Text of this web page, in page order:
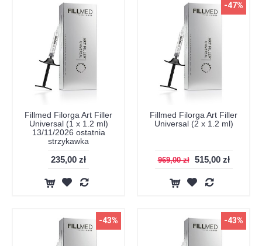
Fillmed Filorga Art Filler
Universal (1 x 1.2 ml)
13/11/2026 ostatnia
strzykawka
235,00 zł
-47%
Fillmed Filorga Art Filler
Universal (2 x 1.2 ml)
969,00 zł 515,00 zł
-43% -43%